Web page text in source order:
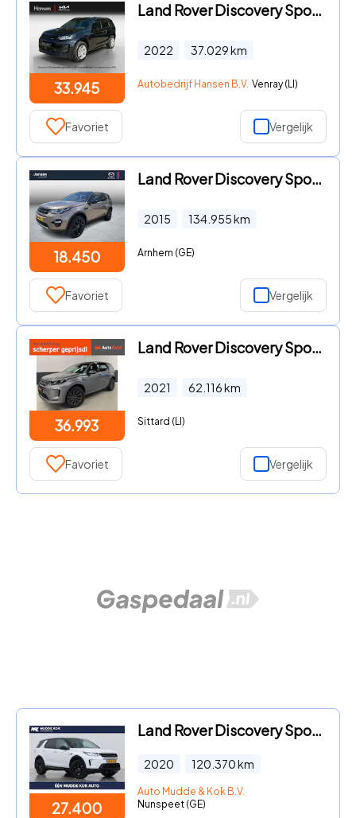
33.945
Land Rover Discovery Sport - P300e 1.5 R-Dynamic S I Leder I Camera I Elek. stoelverstell
2022 37.029km
Autobedrijf Hansen B.V. Venray (LI)
Favoriet Vergelijk
18.450
Land Rover Discovery Sport - 2.0 Si4 4WD HSE , Automaat, Trekhaak, Panoramadak, Leder, Ca
2015 134.955km
Arnhem (GE)
Favoriet Vergelijk
36.993
Land Rover Discovery Sport - P300e 1.5 R-Dynamic SE / Pano / Camera / Memory-Seat / Alcan
2021 62.116km
Sittard (LI)
Favoriet Vergelijk
27.400
Land Rover Discovery Sport - P200 R-Dynamic | Trekhaak | Camera | Getint Glas | Apple Car
2020 120.370km
Auto Mudde & Kok B.V.
Nunspeet (GE)